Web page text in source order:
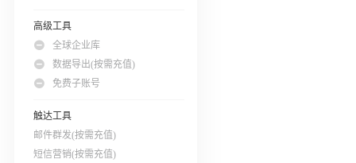
高级工具
全球企业库
数据导出(按需充值)
免费子账号
触达工具
邮件群发(按需充值)
短信营销(按需充值)